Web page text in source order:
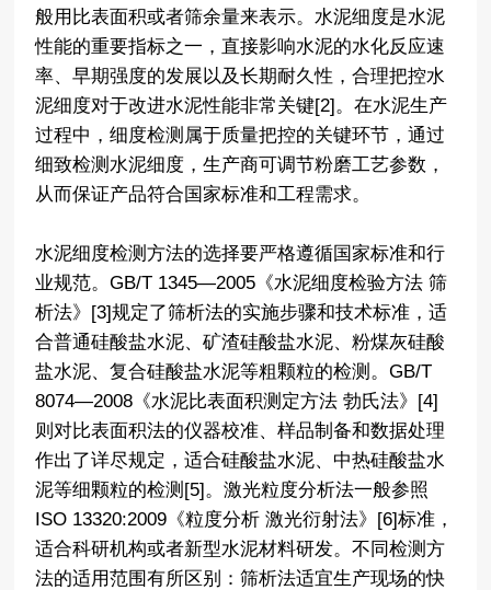
般用比表面积或者筛余量来表示。水泥细度是水泥
性能的重要指标之一，直接影响水泥的水化反应速
率、早期强度的发展以及长期耐久性，合理把控水
泥细度对于改进水泥性能非常关键[2]。在水泥生产
过程中，细度检测属于质量把控的关键环节，通过
细致检测水泥细度，生产商可调节粉磨工艺参数，
从而保证产品符合国家标准和工程需求。
水泥细度检测方法的选择要严格遵循国家标准和行
业规范。GB/T 1345—2005《水泥细度检验方法 筛
析法》[3]规定了筛析法的实施步骤和技术标准，适
合普通硅酸盐水泥、矿渣硅酸盐水泥、粉煤灰硅酸
盐水泥、复合硅酸盐水泥等粗颗粒的检测。GB/T
8074—2008《水泥比表面积测定方法 勃氏法》[4]
则对比表面积法的仪器校准、样品制备和数据处理
作出了详尽规定，适合硅酸盐水泥、中热硅酸盐水
泥等细颗粒的检测[5]。激光粒度分析法一般参照
ISO 13320:2009《粒度分析 激光衍射法》[6]标准，
适合科研机构或者新型水泥材料研发。不同检测方
法的适用范围有所区别：筛析法适宜生产现场的快